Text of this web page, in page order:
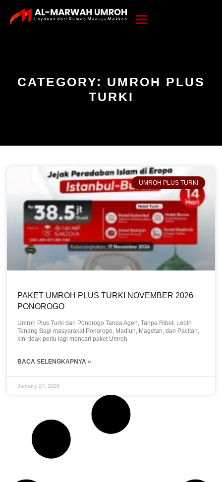
CATEGORY: UMROH PLUS
TURKI
UMROH PLUS TURKI
PAKET UMROH PLUS TURKI NOVEMBER 2026
PONOROGO
Umroh Plus Turki dari Ponorogo Tanpa Agen, Tanpa Ribet, Lebih
Tenang Bagi masyarakat Ponorogo, Madiun, Magetan, dan Pacitan,
kini tidak perlu lagi mencari paket Umroh
BACA SELENGKAPNYA »
January 27, 2026